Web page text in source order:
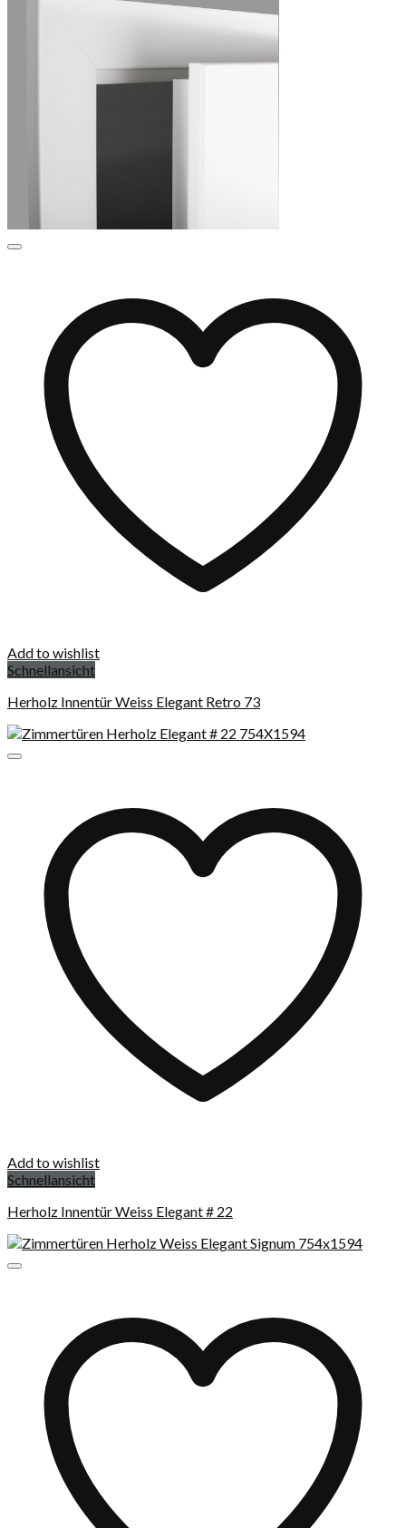
Add to wishlist
Schnellansicht
Herholz Innentür Weiss Elegant Retro 73
Add to wishlist
Schnellansicht
Herholz Innentür Weiss Elegant # 22